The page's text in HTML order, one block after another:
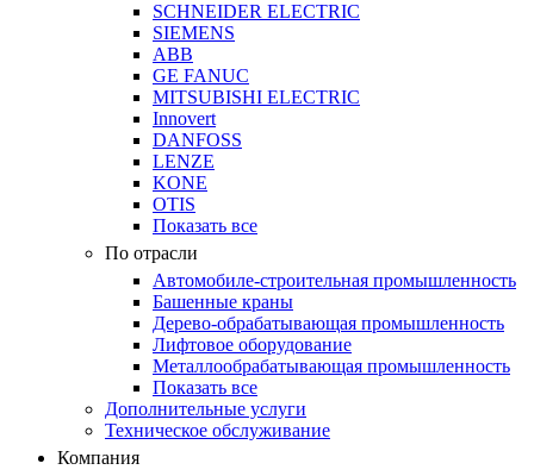
SCHNEIDER ELECTRIC
SIEMENS
ABB
GE FANUC
MITSUBISHI ELECTRIC
Innovert
DANFOSS
LENZE
KONE
OTIS
Показать все
По отрасли
Автомобиле-строительная промышленность
Башенные краны
Дерево-обрабатывающая промышленность
Лифтовое оборудование
Металлообрабатывающая промышленность
Показать все
Дополнительные услуги
Техническое обслуживание
Компания